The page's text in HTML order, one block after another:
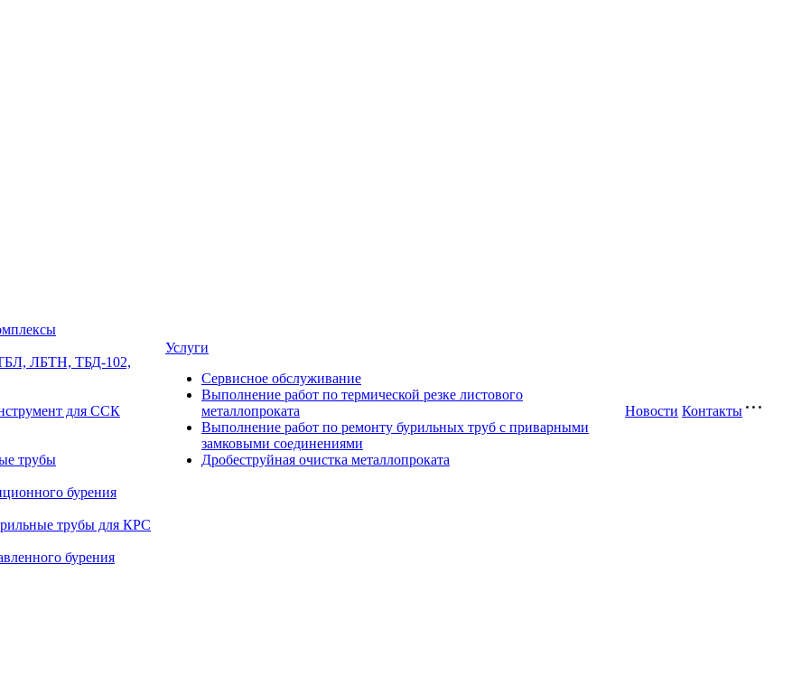
ЛБТН, ТБД-102,
для ССК
трубы
бурения
трубы для КРС
бурения
Услуги
Сервисное обслуживание
Выполнение работ по термической резке листового
металлопроката
Выполнение работ по ремонту бурильных труб с приварными
замковыми соединениями
Дробеструйная очистка металлопроката
Новости Контакты